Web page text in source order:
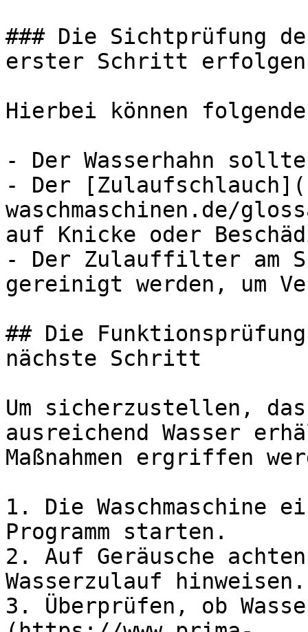
### Die Sichtprüfung
erster Schritt erfolgen
Hierbei können
- Der Wasserhahn
- Der
waschmaschinen.de/
auf Knicke oder
- Der Zulauffilter am
gereinigt werden, um
## Die
nächste Schritt
Um sicherzustellen,
ausreichend Wasser
Maßnahmen ergriffen
1. Die Waschmaschine
Programm starten.
2. Auf Geräusche
Wasserzulauf hinweisen.
3. Überprüfen, ob